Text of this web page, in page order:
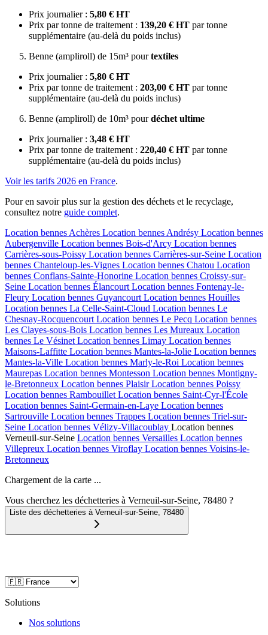
Prix journalier : 5,80 € HT
Prix par tonne de traitement : 139,20 € HT par tonne
supplémentaire (au-delà du poids inclus)
Benne (ampliroll) de 15m³ pourtextiles
Prix journalier : 5,80 € HT
Prix par tonne de traitement : 203,00 € HT par tonne
supplémentaire (au-delà du poids inclus)
Benne (ampliroll) de 10m³ pourdéchet ultime
Prix journalier : 3,48 € HT
Prix par tonne de traitement : 220,40 € HT par tonne
supplémentaire (au-delà du poids inclus)
Voir les tarifs 2026 en France.
Pour en savoir plus sur la gestion des déchets et le recyclage,
consultez notre guide complet.
Location bennesAchères Location bennesAndrésy Location bennes
Aubergenville Location bennes Bois-d'Arcy Location bennes
Carrières-sous-Poissy Location bennes Carrières-sur-Seine Location
bennes Chanteloup-les-Vignes Location bennes Chatou Location
bennes Conflans-Sainte-Honorine Location bennes Croissy-sur-
Seine Location bennes Élancourt Location bennes Fontenay-le-
Fleury Location bennes Guyancourt Location bennes Houilles
Location bennes La Celle-Saint-Cloud Location bennes Le
Chesnay-Rocquencourt Location bennes Le Pecq Location bennes
Les Clayes-sous-Bois Location bennes Les Mureaux Location
bennes Le Vésinet Location bennes Limay Location bennes
Maisons-Laffitte Location bennes Mantes-la-Jolie Location bennes
Mantes-la-Ville Location bennes Marly-le-Roi Location bennes
Maurepas Location bennes Montesson Location bennes Montigny-
le-Bretonneux Location bennes Plaisir Location bennes Poissy
Location bennes Rambouillet Location bennes Saint-Cyr-l'École
Location bennes Saint-Germain-en-Laye Location bennes
Sartrouville Location bennes Trappes Location bennes Triel-sur-
Seine Location bennes Vélizy-Villacoublay Location bennes
Verneuil-sur-Seine Location bennes Versailles Location bennes
Villepreux Location bennes Viroflay Location bennes Voisins-le-
Bretonneux
Chargement de la carte ...
Vous cherchez les déchetteries à Verneuil-sur-Seine, 78480 ?
Liste des déchetteries à Verneuil-sur-Seine, 78480
Solutions
Nos solutions